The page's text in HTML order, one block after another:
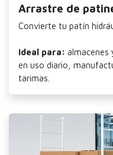
Arrastre de
Convierte tu patín
Ideal para: almacenes
en uso diario,
tarimas.